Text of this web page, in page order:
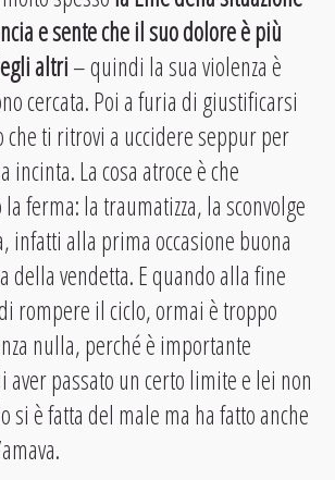
e sente che il suo dolore è più
altri– quindi la sua violenza è
cercata. Poi a furia di giustificarsi
ti ritrovi a uccidere seppur per
incinta. La cosa atroce è che
ferma: la traumatizza, la sconvolge
infatti alla prima occasione buona
della vendetta. E quando alla fine
rompere il ciclo, ormai è troppo
nulla, perché è importante
passato un certo limite e lei non
si è fatta del male ma ha fatto anche